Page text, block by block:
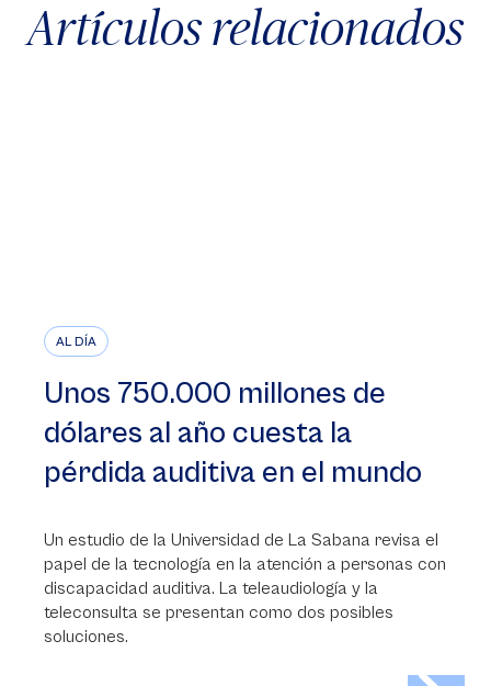
Artículos relacionados
AL DÍA
Unos 750.000 millones de
dólares al año cuesta la
pérdida auditiva en el mundo
Un estudio de la Universidad de La Sabana revisa el
papel de la tecnología en la atención a personas con
discapacidad auditiva. La teleaudiología y la
teleconsulta se presentan como dos posibles
soluciones.